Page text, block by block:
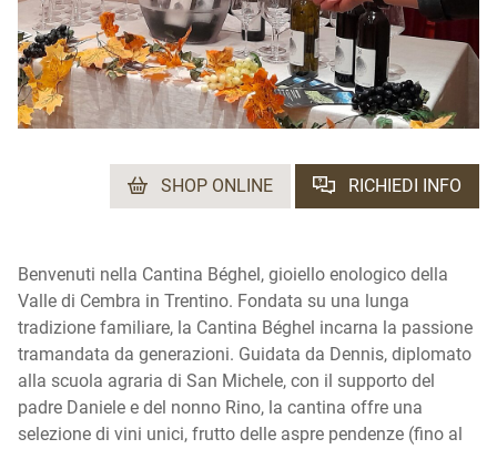
SHOP ONLINE RICHIEDI INFO
Benvenuti nella Cantina Béghel, gioiello enologico della
Valle di Cembra in Trentino. Fondata su una lunga
tradizione familiare, la Cantina Béghel incarna la passione
tramandata da generazioni. Guidata da Dennis, diplomato
alla scuola agraria di San Michele, con il supporto del
padre Daniele e del nonno Rino, la cantina offre una
selezione di vini unici, frutto delle aspre pendenze (fino al